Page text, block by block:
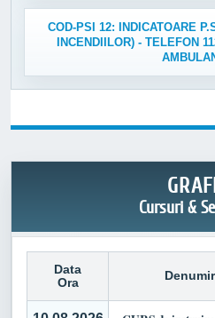
COD-PSI 12: INDICATOARE
INCENDIILOR) - TELEFON
Cursuri &
Data
Ora